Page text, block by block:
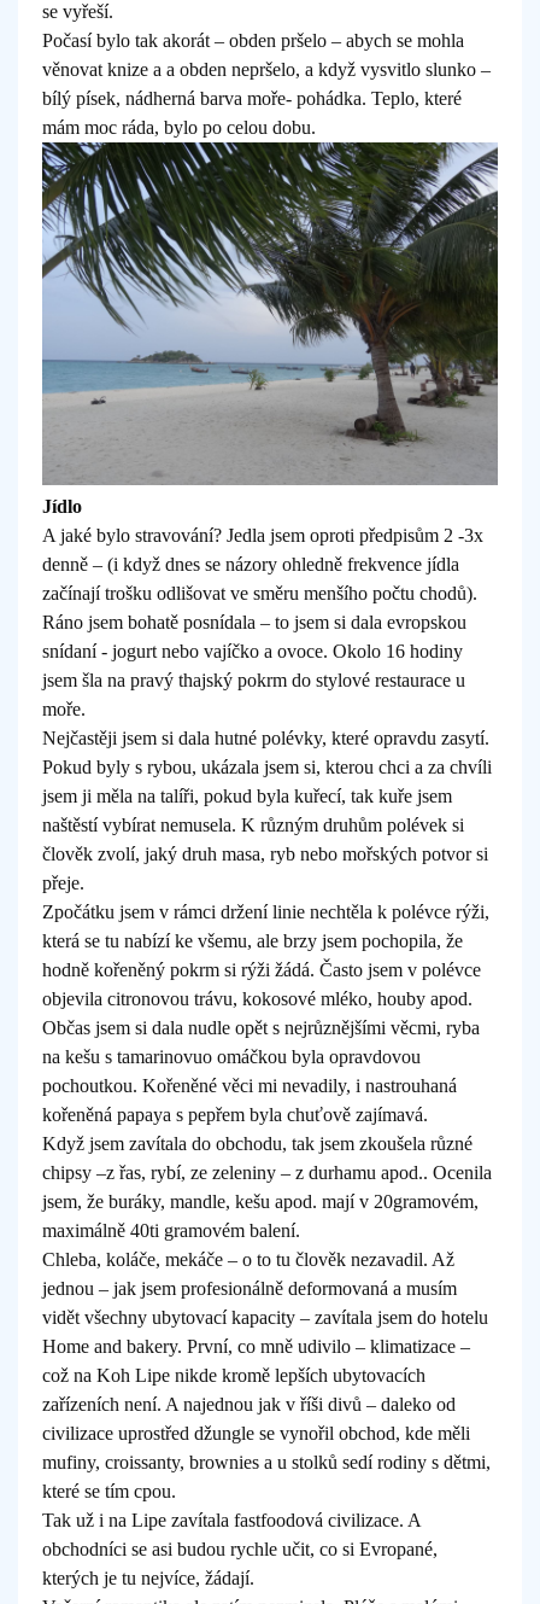
se vyřeší.
Počasí bylo tak akorát – obden pršelo – abych se mohla
věnovat knize a a obden nepršelo, a když vysvitlo slunko –
bílý písek, nádherná barva moře- pohádka. Teplo, které
mám moc ráda, bylo po celou dobu.
Jídlo
A jaké bylo stravování? Jedla jsem oproti předpisům 2 -3x
denně – (i když dnes se názory ohledně frekvence jídla
začínají trošku odlišovat ve směru menšího počtu chodů).
Ráno jsem bohatě posnídala – to jsem si dala evropskou
snídaní - jogurt nebo vajíčko a ovoce. Okolo 16 hodiny
jsem šla na pravý thajský pokrm do stylové restaurace u
moře.
Nejčastěji jsem si dala hutné polévky, které opravdu zasytí.
Pokud byly s rybou, ukázala jsem si, kterou chci a za chvíli
jsem ji měla na talíři, pokud byla kuřecí, tak kuře jsem
naštěstí vybírat nemusela. K různým druhům polévek si
člověk zvolí, jaký druh masa, ryb nebo mořských potvor si
přeje.
Zpočátku jsem v rámci držení linie nechtěla k polévce rýži,
která se tu nabízí ke všemu, ale brzy jsem pochopila, že
hodně kořeněný pokrm si rýži žádá. Často jsem v polévce
objevila citronovou trávu, kokosové mléko, houby apod.
Občas jsem si dala nudle opět s nejrůznějšími věcmi, ryba
na kešu s tamarinovuo omáčkou byla opravdovou
pochoutkou. Kořeněné věci mi nevadily, i nastrouhaná
kořeněná papaya s pepřem byla chuťově zajímavá.
Když jsem zavítala do obchodu, tak jsem zkoušela různé
chipsy –z řas, rybí, ze zeleniny – z durhamu apod.. Ocenila
jsem, že buráky, mandle, kešu apod. mají v 20gramovém,
maximálně 40ti gramovém balení.
Chleba, koláče, mekáče – o to tu člověk nezavadil. Až
jednou – jak jsem profesionálně deformovaná a musím
vidět všechny ubytovací kapacity – zavítala jsem do hotelu
Home and bakery. První, co mně udivilo – klimatizace –
což na Koh Lipe nikde kromě lepších ubytovacích
zařízeních není. A najednou jak v říši divů – daleko od
civilizace uprostřed džungle se vynořil obchod, kde měli
mufiny, croissanty, brownies a u stolků sedí rodiny s dětmi,
které se tím cpou.
Tak už i na Lipe zavítala fastfoodová civilizace. A
obchodníci se asi budou rychle učit, co si Evropané,
kterých je tu nejvíce, žádají.